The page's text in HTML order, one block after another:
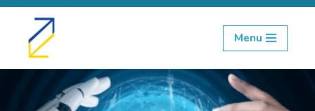
Skip
Menu